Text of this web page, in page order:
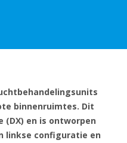
binnenruimtes. Dit
en is ontworpen
linkse configuratie en